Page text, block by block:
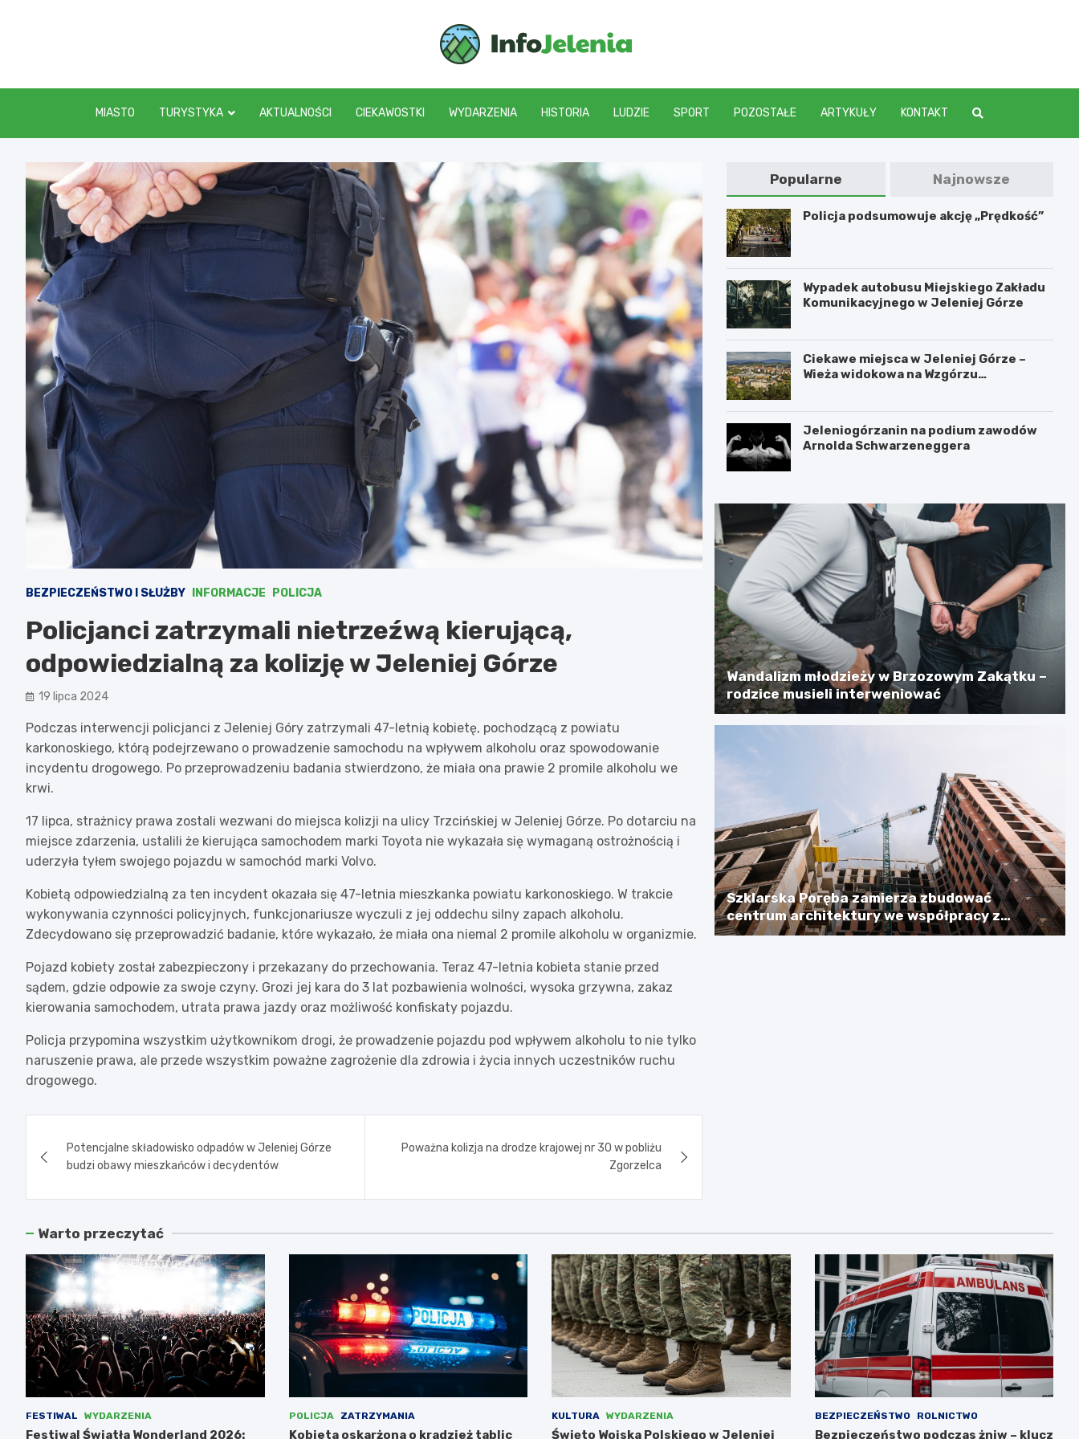
MIASTO TURYSTYKA AKTUALNOŚCI CIEKAWOSTKI WYDARZENIA HISTORIA LUDZIE SPORT POZOSTAŁE ARTYKUŁY KONTAKT
BEZPIECZEŃSTWO I SŁUŻBY INFORMACJE POLICJA
Policjanci zatrzymali nietrzeźwą kierującą,
odpowiedzialną za kolizję w Jeleniej Górze
19 lipca 2024
Podczas interwencji policjanci z Jeleniej Góry zatrzymali 47-letnią kobietę, pochodzącą z powiatu
karkonoskiego, którą podejrzewano o prowadzenie samochodu na wpływem alkoholu oraz spowodowanie
incydentu drogowego. Po przeprowadzeniu badania stwierdzono, że miała ona prawie 2 promile alkoholu we
krwi.
17 lipca, strażnicy prawa zostali wezwani do miejsca kolizji na ulicy Trzcińskiej w Jeleniej Górze. Po dotarciu na
miejsce zdarzenia, ustalili że kierująca samochodem marki Toyota nie wykazała się wymaganą ostrożnością i
uderzyła tyłem swojego pojazdu w samochód marki Volvo.
Kobietą odpowiedzialną za ten incydent okazała się 47-letnia mieszkanka powiatu karkonoskiego. W trakcie
wykonywania czynności policyjnych, funkcjonariusze wyczuli z jej oddechu silny zapach alkoholu.
Zdecydowano się przeprowadzić badanie, które wykazało, że miała ona niemal 2 promile alkoholu w organizmie.
Pojazd kobiety został zabezpieczony i przekazany do przechowania. Teraz 47-letnia kobieta stanie przed
sądem, gdzie odpowie za swoje czyny. Grozi jej kara do 3 lat pozbawienia wolności, wysoka grzywna, zakaz
kierowania samochodem, utrata prawa jazdy oraz możliwość konfiskaty pojazdu.
Policja przypomina wszystkim użytkownikom drogi, że prowadzenie pojazdu pod wpływem alkoholu to nie tylko
naruszenie prawa, ale przede wszystkim poważne zagrożenie dla zdrowia i życia innych uczestników ruchu
drogowego.
wpisuPotencjalne składowisko odpadów w Jeleniej Górze
budzi obawy mieszkańców i decydentów
Poważna kolizja na drodze krajowej nr 30 w pobliżu
Zgorzelca
Popularne Najnowsze
Policja podsumowuje akcję „Prędkość”
Wypadek autobusu Miejskiego Zakładu
Komunikacyjnego w Jeleniej Górze
Ciekawe miejsca w Jeleniej Górze –
Wieża widokowa na Wzgórzu
Jeleniogórzanin na podium zawodów
Arnolda Schwarzeneggera
Wandalizm młodzieży w Brzozowym Zakątku –
rodzice musieli interweniować
Szklarska Poręba zamierza zbudować
centrum architektury we współpracy z
Niemcami, licząc na dotację w wysokości
Warto przeczytać
FESTIWAL WYDARZENIA
Festiwal Światła Wonderland 2026:
POLICJA ZATRZYMANIA
Kobieta oskarżona o kradzież tablic
KULTURA WYDARZENIA
Święto Wojska Polskiego w Jeleniej
BEZPIECZEŃSTWO ROLNICTWO
Bezpieczeństwo podczas żniw – klucz